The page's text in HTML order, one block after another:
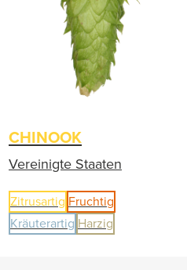
CHINOOK
Vereinigte Staaten
Zitrusartig Fruchtig
Kräuterartig Harzig